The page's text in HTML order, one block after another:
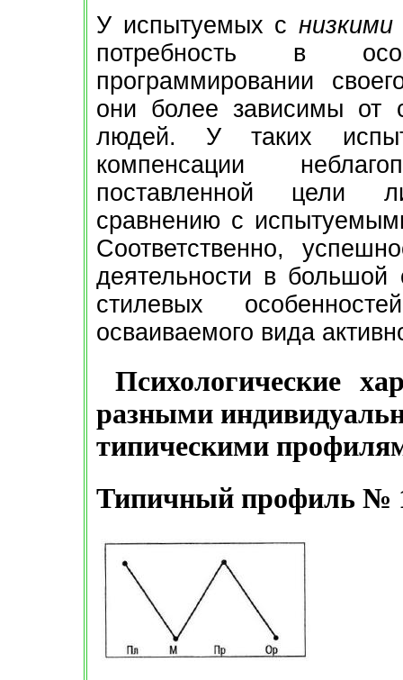
У испытуемых с низкими
потребность в
программировании
они более зависимы от
людей. У таких
компенсации
поставленной цели
сравнению с
Соответственно,
деятельности в большой
стилевых
осваиваемого вида
Психологические
разными
типическими
Типичный профиль №